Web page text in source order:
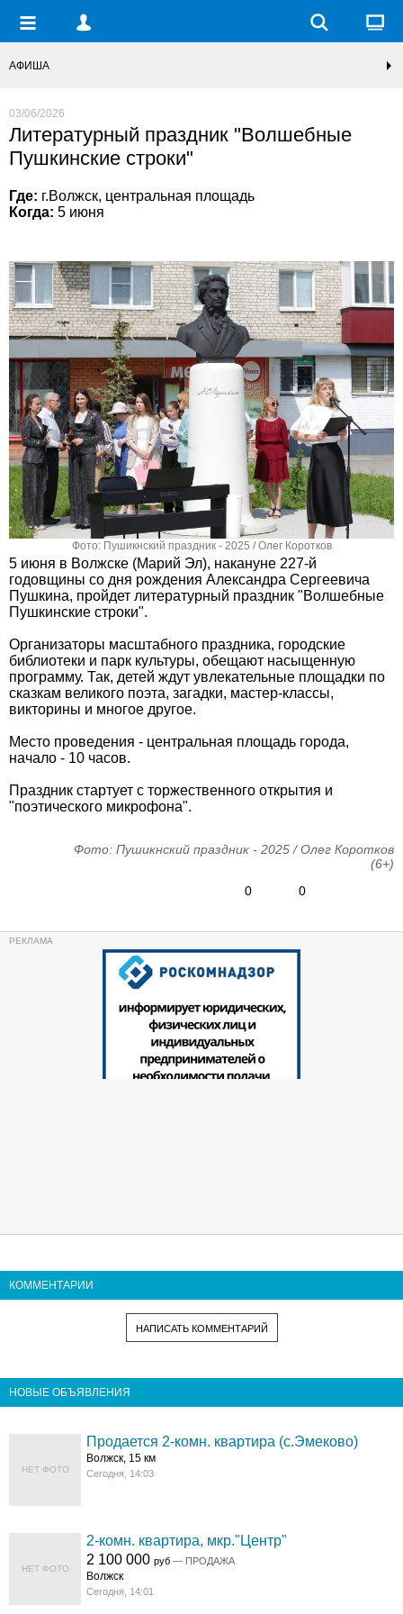
АФИША
03/06/2026
Литературный праздник "Волшебные
Пушкинские строки"
Где: г.Волжск, центральная площадь
Когда: 5 июня
Фото: Пушикнский праздник - 2025 / Олег Коротков
5 июня в Волжске (Марий Эл), накануне 227-й
годовщины со дня рождения Александра Сергеевича
Пушкина, пройдет литературный праздник "Волшебные
Пушкинские строки".
Организаторы масштабного праздника, городские
библиотеки и парк культуры, обещают насыщенную
программу. Так, детей ждут увлекательные площадки по
сказкам великого поэта, загадки, мастер-классы,
викторины и многое другое.
Место проведения - центральная площадь города,
начало - 10 часов.
Праздник стартует с торжественного открытия и
"поэтического микрофона".
Фото: Пушикнский праздник - 2025 / Олег Коротков
(6+)
0
0
КОММЕНТАРИИ
НАПИСАТЬ КОММЕНТАРИЙ
НОВЫЕ ОБЪЯВЛЕНИЯ
НЕТ ФОТО
Продается 2-комн. квартира (с.Эмеково)
Волжск, 15 км
Сегодня, 14:03
НЕТ ФОТО
2-комн. квартира, мкр."Центр"
2 100 000руб — ПРОДАЖА
Волжск
Сегодня, 14:01